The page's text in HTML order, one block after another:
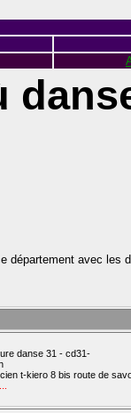
département avec
danse 31 - cd31-
t-kiero 8 bis route de